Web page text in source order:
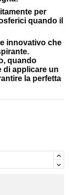
per
quando il
innovativo che
quando
di applicare un
la perfetta